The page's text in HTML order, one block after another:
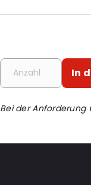
Additional
Internal Width: 154
Internal Height: 154
In
Bei der Anforderung